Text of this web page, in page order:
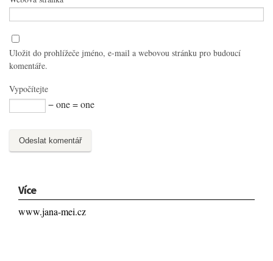
Uložit do prohlížeče jméno, e-mail a webovou stránku pro budoucí
komentáře.
Vypočítejte
− one = one
Více
www.jana-mei.cz